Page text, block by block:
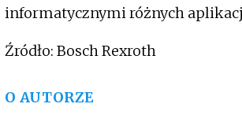
informatycznymi różnych
Źródło: Bosch Rexroth
O AUTORZE